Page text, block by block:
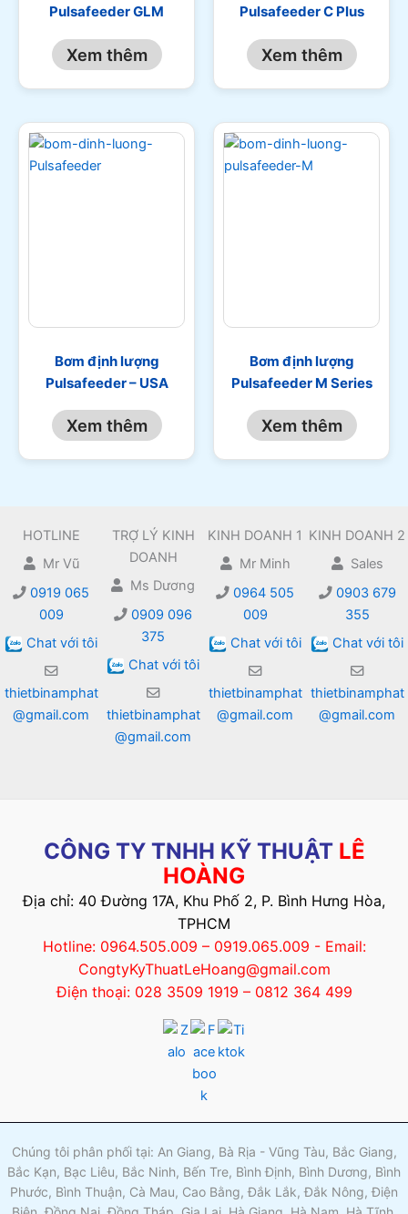
Pulsafeeder GLM
Xem thêm
Pulsafeeder C Plus
Xem thêm
Bơm định lượng
Pulsafeeder – USA
Xem thêm
Bơm định lượng
Pulsafeeder M Series
Xem thêm
HOTLINE
Mr Vũ
0919 065
009
Chat với tôi
thietbinamphat
@gmail.com
TRỢ LÝ KINH
DOANH
Ms Dương
0909 096
375
Chat với tôi
thietbinamphat
@gmail.com
KINH DOANH 1
Mr Minh
0964 505
009
Chat với tôi
thietbinamphat
@gmail.com
KINH DOANH 2
Sales
0903 679
355
Chat với tôi
thietbinamphat
@gmail.com
CÔNG TY TNHH KỸ THUẬT LÊ
HOÀNG
Địa chỉ: 40 Đường 17A, Khu Phố 2, P. Bình Hưng Hòa,
TPHCM
Hotline: 0964.505.009 – 0919.065.009 - Email:
CongtyKyThuatLeHoang@gmail.com
Điện thoại: 028 3509 1919 – 0812 364 499
Chúng tôi phân phối tại: An Giang, Bà Rịa - Vũng Tàu, Bắc Giang,
Bắc Kạn, Bạc Liêu, Bắc Ninh, Bến Tre, Bình Định, Bình Dương, Bình
Phước, Bình Thuận, Cà Mau, Cao Bằng, Đắk Lắk, Đắk Nông, Điện